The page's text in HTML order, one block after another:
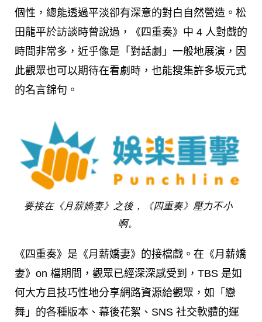
個性，總能透過平淡卻有深意的對白自然營造。松
田龍平於訪談時曾說過，《四重奏》中 4 人對戲的
時間非常多，近乎像是「對話劇」一般地展演，因
此觀眾也可以期待在看劇時，也能搜集許多坂元式
的名言錦句。
要接在《月薪嬌妻》之後，《四重奏》壓力不小
啊。
《四重奏》是《月薪嬌妻》的接檔戲。在《月薪嬌
妻》on 檔期間，觀眾已經深深感受到，TBS 是如
何大方且技巧性地分享網路資源給觀眾，如「戀
舞」的各種版本、幕後花絮、SNS 社交軟體的運